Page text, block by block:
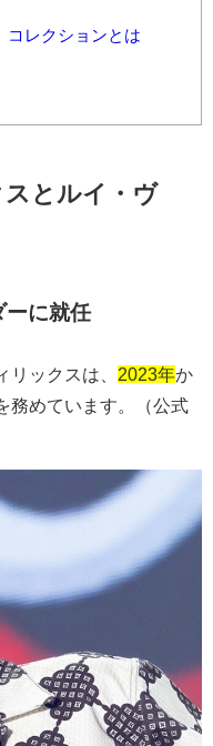
コレクションとは
とルイ・ヴ
ーに就任
ックスは、 2023年か
務めています。（公式